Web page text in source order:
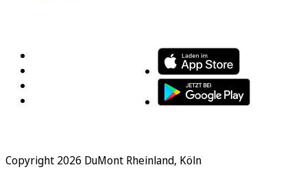
Copyright 2026 DuMont Rheinland, Köln